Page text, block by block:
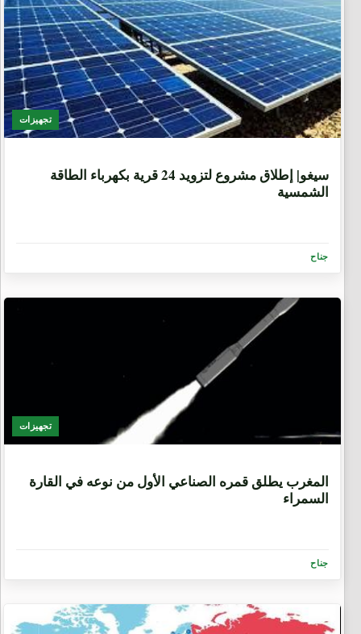
تجهيزات
سيغو| ﺇﻃﻼﻕ ﻣﺸﺮﻭﻉ ﻟﺘﺰﻭﻳﺪ 24 ﻗﺮﻳﺔ بكهرباء ﺍﻟﻄﺎﻗﺔ
ﺍﻟﺸﻤﺴﻴﺔ
جناح
تجهيزات
المغرب يطلق قمره الصناعي الأول من نوعه في القارة
السمراء
جناح